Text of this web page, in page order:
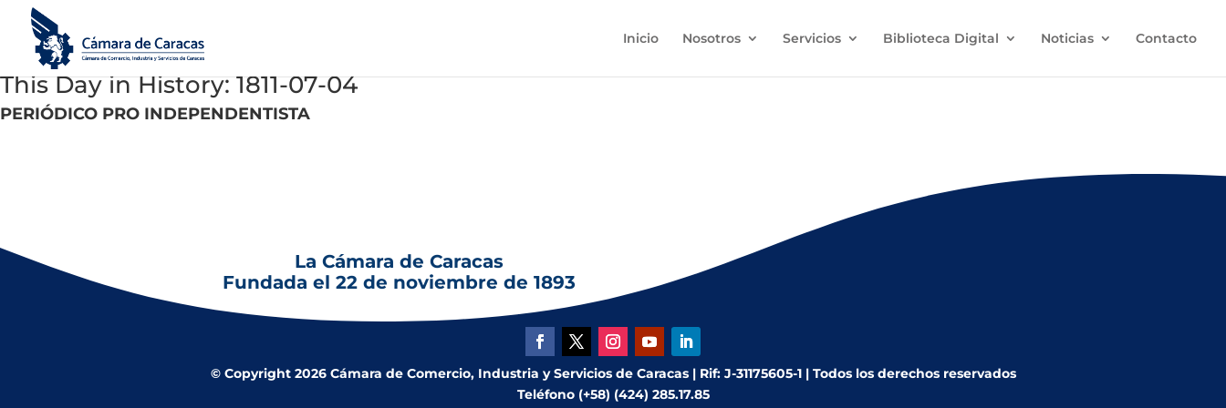
Inicio Nosotros Servicios Biblioteca Digital Noticias Contacto
This Day in History: 1811-07-04
PERIÓDICO PRO INDEPENDENTISTA
La Cámara de Caracas
Fundada el 22 de noviembre de 1893
© Copyright 2026 Cámara de Comercio, Industria y Servicios de Caracas | Rif: J-31175605-1 | Todos los derechos reservados
Teléfono (+58) (424) 285.17.85